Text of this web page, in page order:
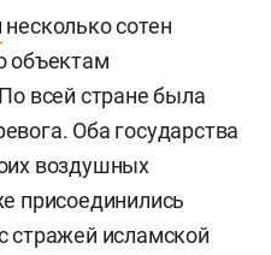
несколько сотен
объектам
всей стране была
Оба государства
воздушных
присоединились
стражей исламской